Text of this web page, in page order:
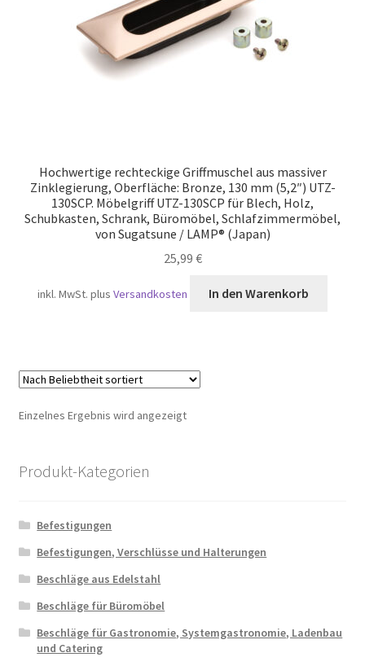
Hochwertige rechteckige Griffmuschel aus massiver
Zinklegierung, Oberfläche: Bronze, 130 mm (5,2″) UTZ-
130SCP. Möbelgriff UTZ-130SCP für Blech, Holz,
Schubkasten, Schrank, Büromöbel, Schlafzimmermöbel,
von Sugatsune / LAMP® (Japan)
25,99 €
inkl. MwSt. plusVersandkosten In den Warenkorb
Einzelnes Ergebnis wird angezeigt
Produkt-Kategorien
Befestigungen
Befestigungen, Verschlüsse und Halterungen
Beschläge aus Edelstahl
Beschläge für Büromöbel
Beschläge für Gastronomie, Systemgastronomie, Ladenbau
und Catering